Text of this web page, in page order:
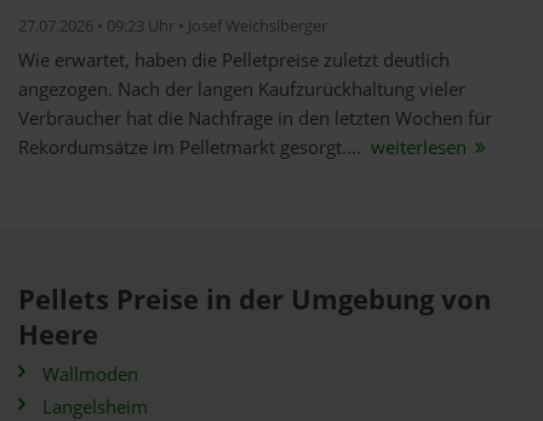
27.07.2026 • 09:23 Uhr • Josef Weichslberger
Wie erwartet, haben die Pelletpreise zuletzt deutlich
angezogen. Nach der langen Kaufzurückhaltung vieler
Verbraucher hat die Nachfrage in den letzten Wochen für
Rekordumsätze im Pelletmarkt gesorgt.... weiterlesen
Pellets Preise in der Umgebung von
Heere
Wallmoden
Langelsheim